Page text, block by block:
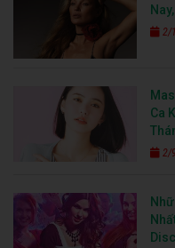
2/
Ca
2/